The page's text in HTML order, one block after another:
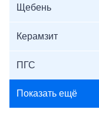
Щебень
Керамзит
ПГС
Показать ещё